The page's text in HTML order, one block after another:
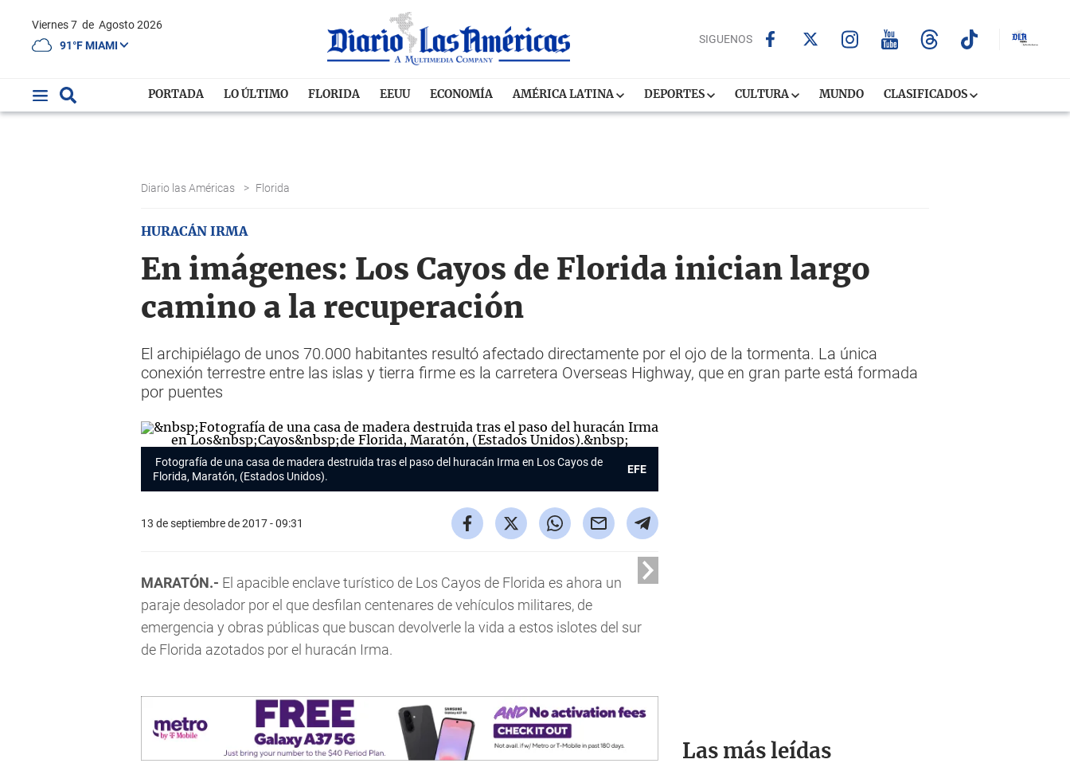
Viernes 7 de Agosto 2026
91°F MIAMI
SIGUENOS
PORTADA LO ÚLTIMO FLORIDA EEUU ECONOMÍA AMÉRICA LATINA DEPORTES CULTURA MUNDO CLASIFICADOS
Diario las Américas > Florida
HURACÁN IRMA
En imágenes: Los Cayos de Florida inician largo
camino a la recuperación
El archipiélago de unos 70.000 habitantes resultó afectado directamente por el ojo de la tormenta. La única
conexión terrestre entre las islas y tierra firme es la carretera Overseas Highway, que en gran parte está formada
por puentes
Fotografía de una casa de madera destruida tras el paso del huracán Irma en Los Cayos de
Florida, Maratón, (Estados Unidos).
EFE
13 de septiembre de 2017 - 09:31
MARATÓN.- El apacible enclave turístico de Los Cayos de Florida es ahora un
paraje desolador por el que desfilan centenares de vehículos militares, de
emergencia y obras públicas que buscan devolverle la vida a estos islotes del sur
de Florida azotados por el huracán Irma.
Las más leídas